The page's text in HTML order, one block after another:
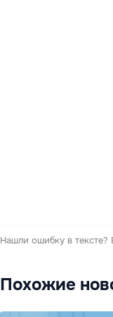
Нашли ошибку в тексте?
Похожие